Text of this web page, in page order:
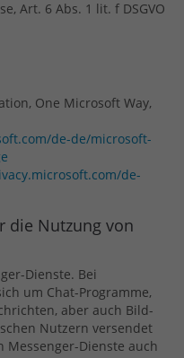
Art. 6 Abs. 1 lit. f DSGVO
One Microsoft Way,
de-de/microsoft-
de-
die Nutzung von
Dienste. Bei
um Chat-Programme,
aber auch Bild-
Nutzern versendet
Messenger-Dienste auch